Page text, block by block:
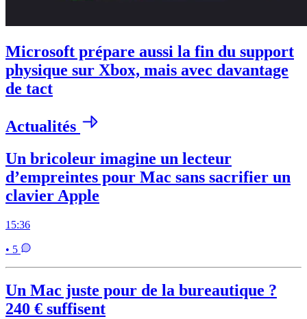
Microsoft prépare aussi la fin du support
physique sur Xbox, mais avec davantage
de tact
Actualités
Un bricoleur imagine un lecteur
d’empreintes pour Mac sans sacrifier un
clavier Apple
15:36
• 5
Un Mac juste pour de la bureautique ?
240 € suffisent